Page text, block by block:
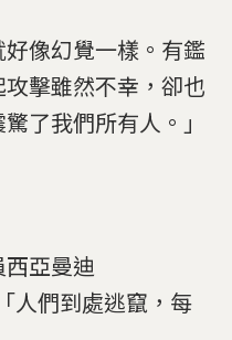
好像幻覺一樣。有鑑
擊雖然不幸，卻也
了我們所有人。」
亞曼迪
人們到處逃竄，每